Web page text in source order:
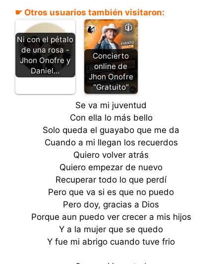
☛ Otros usuarios también visitaron:
Ni con el pétalo
de una rosa -
Jhon Onofre y
Daniel…
Concierto
online de
Jhon Onofre
"Gratuito"
Se va mi juventud
Con ella lo más bello
Solo queda el guayabo que me da
Cuando a mi llegan los recuerdos
Quiero volver atrás
Quiero empezar de nuevo
Recuperar todo lo que perdí
Pero que va si es que no puedo
Pero doy, gracias a Dios
Porque aun puedo ver crecer a mis hijos
Y a la mujer que se quedo
Y fue mi abrigo cuando tuve frio